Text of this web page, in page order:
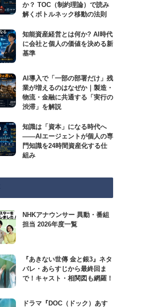
か？ TOC（制約理論）で読み
解くボトルネック移動の法則
知能資産経営とは何か? AI時代
に会社と個人の価値を決める新
基準
AI導入で「一部の部署だけ」残
業が増えるのはなぜか｜製造・
物流・金融に共通する「実行の
渋滞」を解説
知識は「資本」になる時代へ
——AIエージェントが個人の専
門知識を24時間資産化する仕
組み
NHKアナウンサー 異動・番組
担当 2026年度一覧
『あきない世傳 金と銀3』ネタ
バレ・あらすじから最終回ま
で！キャスト・相関図も網羅！
ドラマ『DOC（ドック）あす